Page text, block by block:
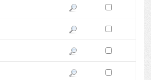
Pokaż podgląd wersji z dnia
Zaznacz wersję do
Pokaż podgląd wersji z dnia
Zaznacz wersję do
Pokaż podgląd wersji z dnia
Zaznacz wersję do
Pokaż podgląd wersji z dnia
Zaznacz wersję do